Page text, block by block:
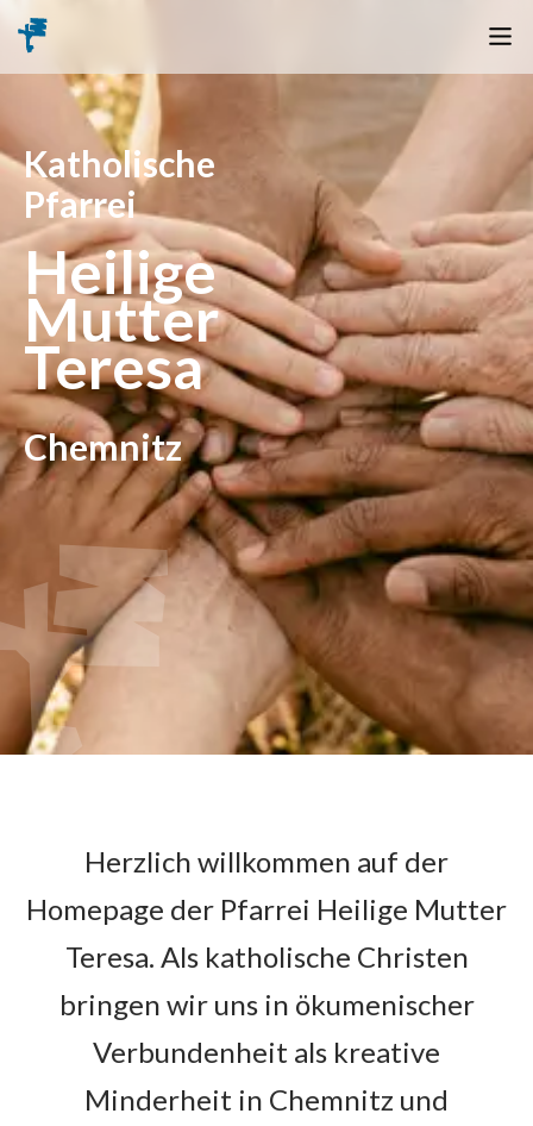
Katholische
Pfarrei
Heilige
Mutter
Teresa
Chemnitz
Herzlich willkommen auf der
Homepage der Pfarrei Heilige Mutter
Teresa. Als katholische Christen
bringen wir uns in ökumenischer
Verbundenheit als kreative
Minderheit in Chemnitz und